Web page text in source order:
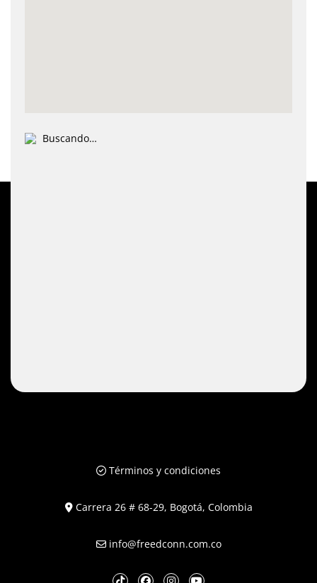
Buscando…
Términos y condiciones
Carrera 26 # 68-29, Bogotá, Colombia
info@freedconn.com.co